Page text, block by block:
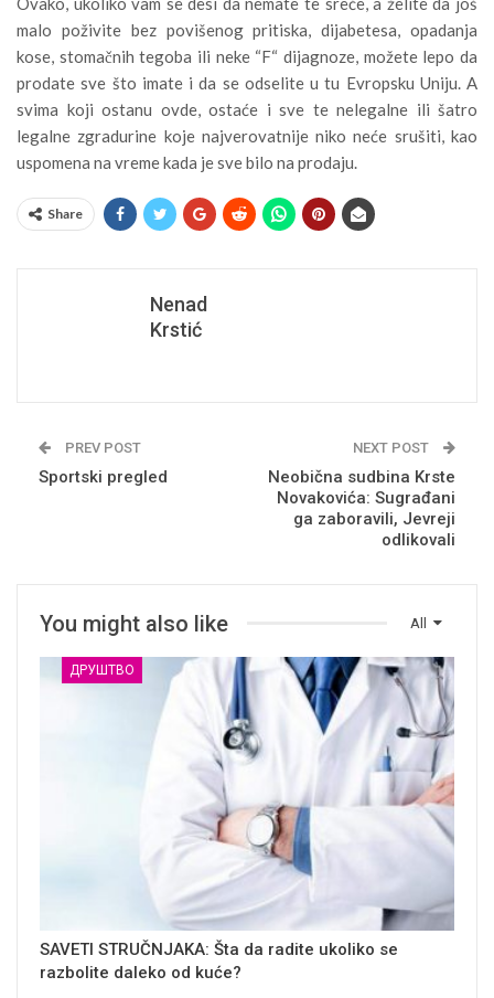
malo poživite bez povišenog pritiska, dijabetesa, opadanja
kose, stomačnih tegoba ili neke “F“ dijagnoze, možete lepo da
prodate sve što imate i da se odselite u tu Evropsku Uniju. A
svima koji ostanu ovde, ostaće i sve te nelegalne ili šatro
legalne zgradurine koje najverovatnije niko neće srušiti, kao
uspomena na vreme kada je sve bilo na prodaju.
Share
Nenad
Krstić
PREV POST
Sportski pregled
NEXT POST
Neobična sudbina Krste
Novakovića: Sugrađani
ga zaboravili, Jevreji
odlikovali
All
You might also like
ДРУШТВО
SAVETI STRUČNJAKA: Šta da radite ukoliko se
razbolite daleko od kuće?